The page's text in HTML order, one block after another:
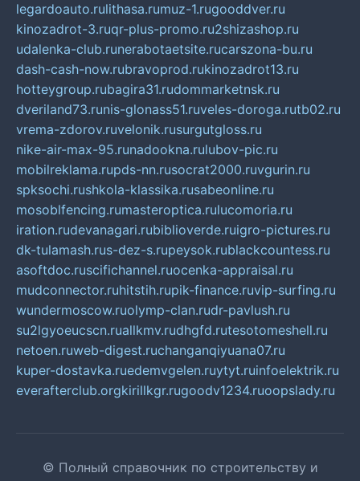
legardoauto.rulithasa.rumuz-1.rugooddver.ru
kinozadrot-3.ruqr-plus-promo.ru2shizashop.ru
udalenka-club.runerabotaetsite.rucarszona-bu.ru
dash-cash-now.rubravoprod.rukinozadrot13.ru
hotteygroup.rubagira31.rudommarketnsk.ru
dveriland73.runis-glonass51.ruveles-doroga.rutb02.ru
vrema-zdorov.ruvelonik.rusurgutgloss.ru
nike-air-max-95.runadookna.rulubov-pic.ru
mobilreklama.rupds-nn.rusocrat2000.ruvgurin.ru
spksochi.rushkola-klassika.rusabeonline.ru
mosoblfencing.rumasteroptica.rulucomoria.ru
iration.rudevanagari.rubiblioverde.ruigro-pictures.ru
dk-tulamash.rus-dez-s.rupeysok.rublackcountess.ru
asoftdoc.ruscifichannel.ruocenka-appraisal.ru
mudconnector.ruhitstih.rupik-finance.ruvip-surfing.ru
wundermoscow.ruolymp-clan.rudr-pavlush.ru
su2lgyoeucscn.ruallkmv.rudhgfd.rutesotomeshell.ru
netoen.ruweb-digest.ruchanganqiyuana07.ru
kuper-dostavka.ruedemvgelen.ruytyt.ruinfoelektrik.ru
everafterclub.orgkirillkgr.rugoodv1234.ruoopslady.ru
© Полный справочник по строительству и